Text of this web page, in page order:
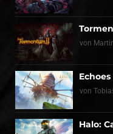
von
von
Halo: